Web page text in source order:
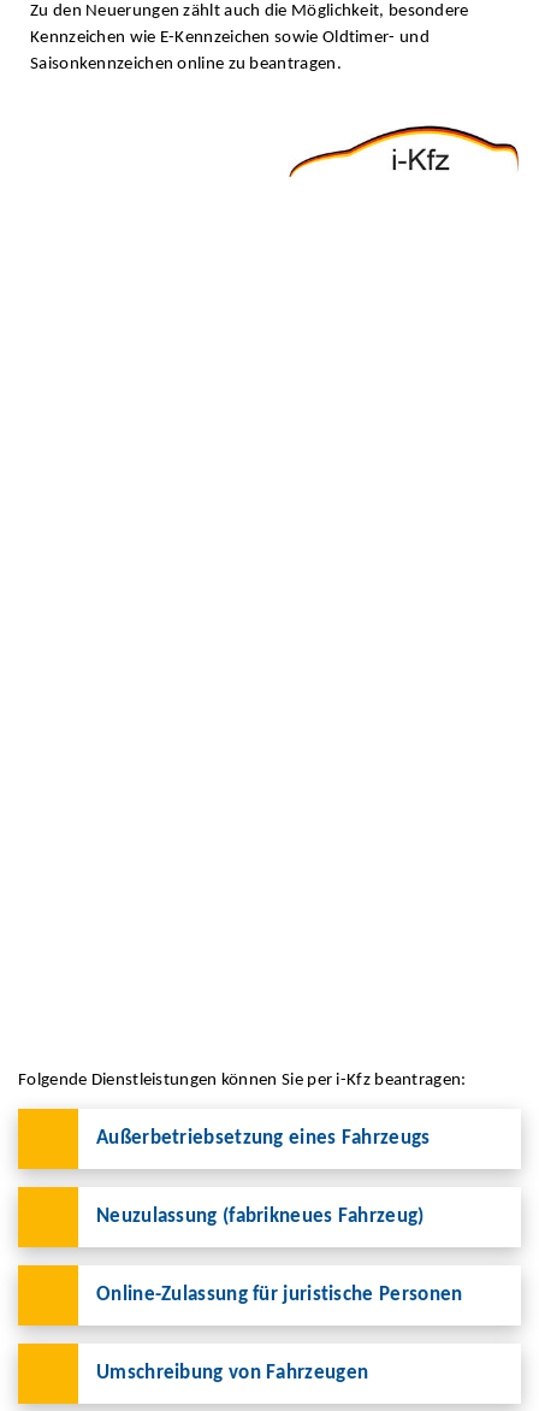
Zu den Neuerungen zählt auch die Möglichkeit, besondere
Kennzeichen wie E-Kennzeichen sowie Oldtimer- und
Saisonkennzeichen online zu beantragen.
Folgende Dienstleistungen können Sie per i-Kfz beantragen:
Außerbetriebsetzung eines Fahrzeugs
Neuzulassung (fabrikneues Fahrzeug)
Online-Zulassung für juristische Personen
Umschreibung von Fahrzeugen